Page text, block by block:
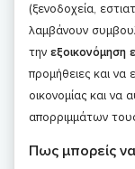
(ξενοδοχεία,
λαμβάνουν
την εξοικονόμηση
προμήθειες και να
οικονομίας και
απορριμμάτων
Πως μπορείς